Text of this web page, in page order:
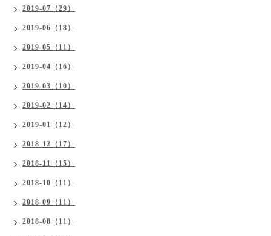
2019-07（29）
2019-06（18）
2019-05（11）
2019-04（16）
2019-03（10）
2019-02（14）
2019-01（12）
2018-12（17）
2018-11（15）
2018-10（11）
2018-09（11）
2018-08（11）